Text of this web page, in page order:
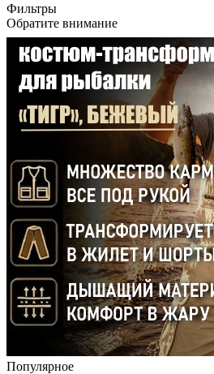
Фильтры
Обратите внимание
Популярное